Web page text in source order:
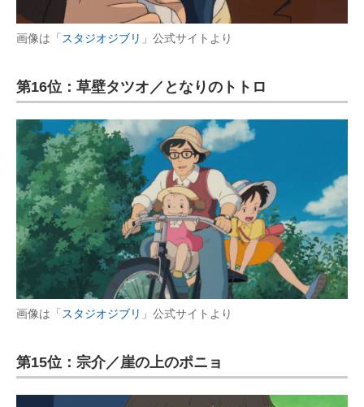
画像は「 スタジオジブリ 」公式サイトより
第16位：草壁タツオ／となりのトトロ
画像は「 スタジオジブリ 」公式サイトより
第15位：宗介／崖の上のポニョ